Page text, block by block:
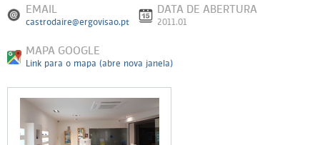
EMAIL
castrodaire@ergovisao.pt
DATA DE ABERTURA
2011.01
MAPA GOOGLE
Link para o mapa (abre nova janela)